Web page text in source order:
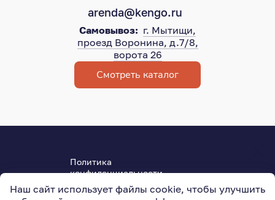
Наш сайт использует файлы cookie, чтобы улучшить
arenda@kengo.ru
Самовывоз: г. Мытищи,
проезд Воронина, д.7/8,
ворота 26
Смотреть каталог
Политика
конфиденциальности
Пользовательское соглашение
ОГРН 315501800004950